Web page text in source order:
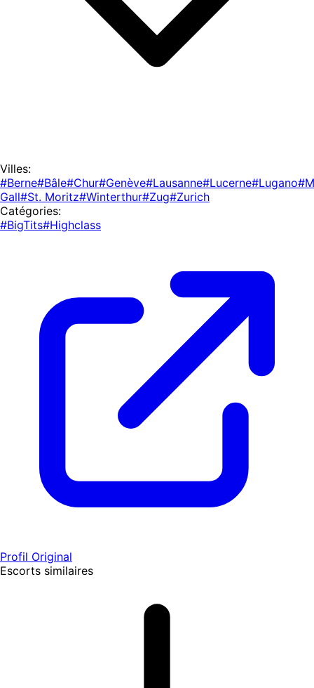
Villes:
#Berne#Bâle#Chur#Genève#Lausanne#Lucerne#Lugano
Gall#St. Moritz#Winterthur#Zug#Zurich
Catégories:
#BigTits#Highclass
Profil Original
Escorts similaires